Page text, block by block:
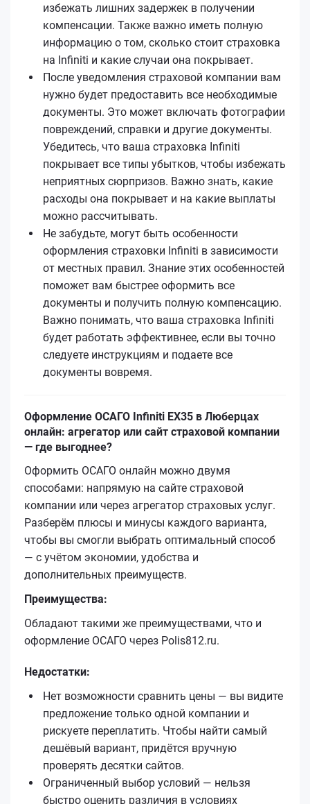
избежать лишних задержек в получении
компенсации. Также важно иметь полную
информацию о том, сколько стоит страховка
на Infiniti и какие случаи она покрывает.
После уведомления страховой компании вам
нужно будет предоставить все необходимые
документы. Это может включать фотографии
повреждений, справки и другие документы.
Убедитесь, что ваша страховка Infiniti
покрывает все типы убытков, чтобы избежать
неприятных сюрпризов. Важно знать, какие
расходы она покрывает и на какие выплаты
можно рассчитывать.
Не забудьте, могут быть особенности
оформления страховки Infiniti в зависимости
от местных правил. Знание этих особенностей
поможет вам быстрее оформить все
документы и получить полную компенсацию.
Важно понимать, что ваша страховка Infiniti
будет работать эффективнее, если вы точно
следуете инструкциям и подаете все
документы вовремя.
Оформление ОСАГО Infiniti EX35 в Люберцах
онлайн: агрегатор или сайт страховой компании
— где выгоднее?
Оформить ОСАГО онлайн можно двумя
способами: напрямую на сайте страховой
компании или через агрегатор страховых услуг.
Разберём плюсы и минусы каждого варианта,
чтобы вы смогли выбрать оптимальный способ
— с учётом экономии, удобства и
дополнительных преимуществ.
Преимущества:
Обладают такими же преимуществами, что и
оформление ОСАГО через Polis812.ru.
Недостатки:
Нет возможности сравнить цены — вы видите
предложение только одной компании и
рискуете переплатить. Чтобы найти самый
дешёвый вариант, придётся вручную
проверять десятки сайтов.
Ограниченный выбор условий — нельзя
быстро оценить различия в условиях